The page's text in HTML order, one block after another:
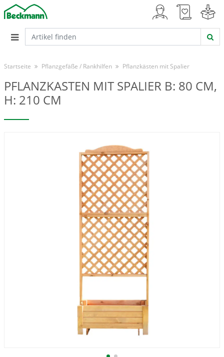
Startseite Pflanzgefäße / Rankhilfen Pflanzkästen mit Spalier
PFLANZKASTEN MIT SPALIER B: 80 CM,
H: 210 CM